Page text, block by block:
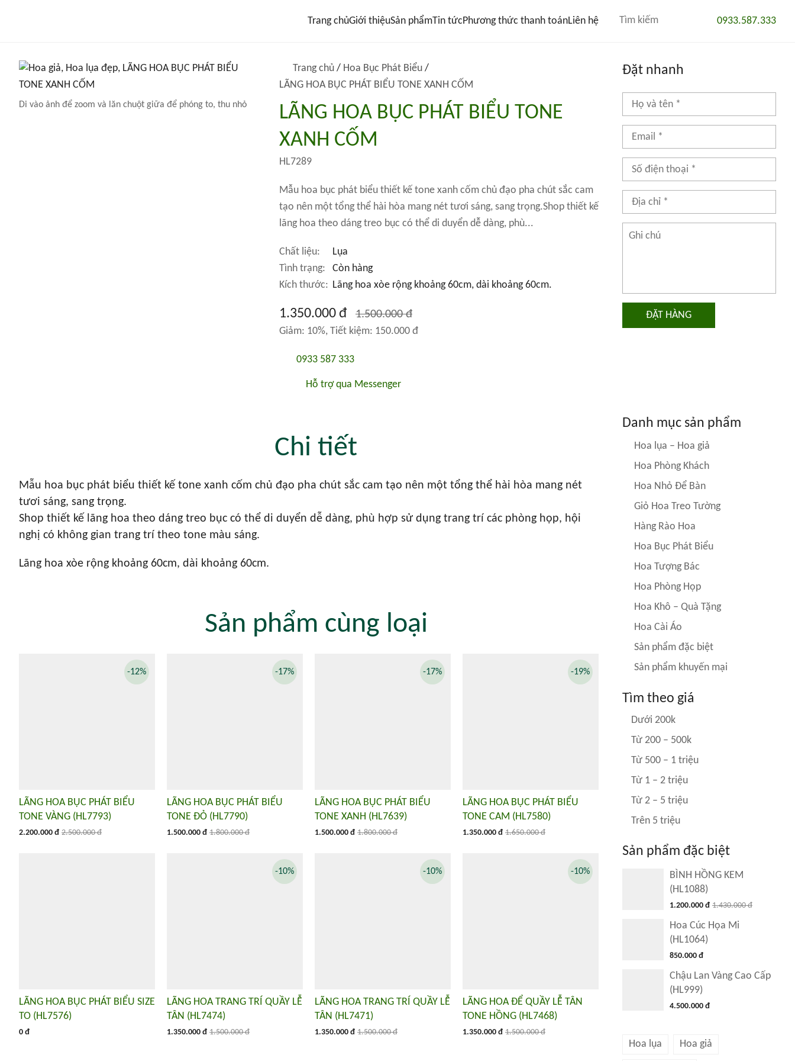
Trang chủGiới thiệuSản phẩmTin tức Phương thức thanh toánLiên hệ 0933.587.333
Di vào ảnh để zoom và lăn chuột giữa để phóng to, thu nhỏ
Trang chủ / Hoa Bục Phát Biểu /
LÃNG HOA BỤC PHÁT BIỂU TONE XANH CỐM
LÃNG HOA BỤC PHÁT BIỂU TONE
XANH CỐM
HL7289
Mẫu hoa bục phát biểu thiết kế tone xanh cốm chủ đạo pha chút sắc cam
tạo nên một tổng thể hài hòa mang nét tươi sáng, sang trọng.Shop thiết kế
lãng hoa theo dáng treo bục có thể di duyển dễ dàng, phù...
Chất liệu:
Lụa
Tình trạng:
Còn hàng
Kích thước: Lãng hoa xòe rộng khoảng 60cm, dài khoảng 60cm.
1.350.000 đ 1.500.000 đ
Giảm: 10%, Tiết kiệm: 150.000 đ
0933 587 333
Hỗ trợ qua Messenger
Đặt nhanh
ĐẶT HÀNG
Chi tiết
Mẫu hoa bục phát biểu thiết kế tone xanh cốm chủ đạo pha chút sắc cam tạo nên một tổng thể hài hòa mang nét
tươi sáng, sang trọng.
Shop thiết kế lãng hoa theo dáng treo bục có thể di duyển dễ dàng, phù hợp sử dụng trang trí các phòng họp, hội
nghị có không gian trang trí theo tone màu sáng.
Lãng hoa xòe rộng khoảng 60cm, dài khoảng 60cm.
Sản phẩm cùng loại
LÃNG HOA BỤC PHÁT BIỂU
TONE VÀNG (HL7793)
2.200.000 đ 2.500.000 đ
-12%
LÃNG HOA BỤC PHÁT BIỂU
TONE ĐỎ (HL7790)
1.500.000 đ 1.800.000 đ
-17%
LÃNG HOA BỤC PHÁT BIỂU
TONE XANH (HL7639)
1.500.000 đ 1.800.000 đ
-17%
LÃNG HOA BỤC PHÁT BIỂU
TONE CAM (HL7580)
1.350.000 đ 1.650.000 đ
-19%
LÃNG HOA BỤC PHÁT BIỂU SIZE
TO (HL7576)
0 đ
LÃNG HOA TRANG TRÍ QUẦY LỄ
TÂN (HL7474)
1.350.000 đ 1.500.000 đ
-10%
LÃNG HOA TRANG TRÍ QUẦY LỄ
TÂN (HL7471)
1.350.000 đ 1.500.000 đ
-10%
LÃNG HOA ĐỂ QUẦY LỄ TÂN
TONE HỒNG (HL7468)
1.350.000 đ 1.500.000 đ
-10%
Danh mục sản phẩm
Hoa lụa – Hoa giả
Hoa Phòng Khách
Hoa Nhỏ Để Bàn
Giỏ Hoa Treo Tường
Hàng Rào Hoa
Hoa Bục Phát Biểu
Hoa Tượng Bác
Hoa Phòng Họp
Hoa Khô – Quà Tặng
Hoa Cài Áo
Sản phẩm đặc biệt
Sản phẩm khuyến mại
Tìm theo giá
Dưới 200k
Từ 200 – 500k
Từ 500 – 1 triệu
Từ 1 – 2 triệu
Từ 2 – 5 triệu
Trên 5 triệu
Sản phẩm đặc biệt
BÌNH HỒNG KEM
(HL1088)
1.200.000 đ 1.430.000 đ
Hoa Cúc Họa Mi
(HL1064)
850.000 đ
Chậu Lan Vàng Cao Cấp
(HL999)
4.500.000 đ
Hoa lụa Hoa giả